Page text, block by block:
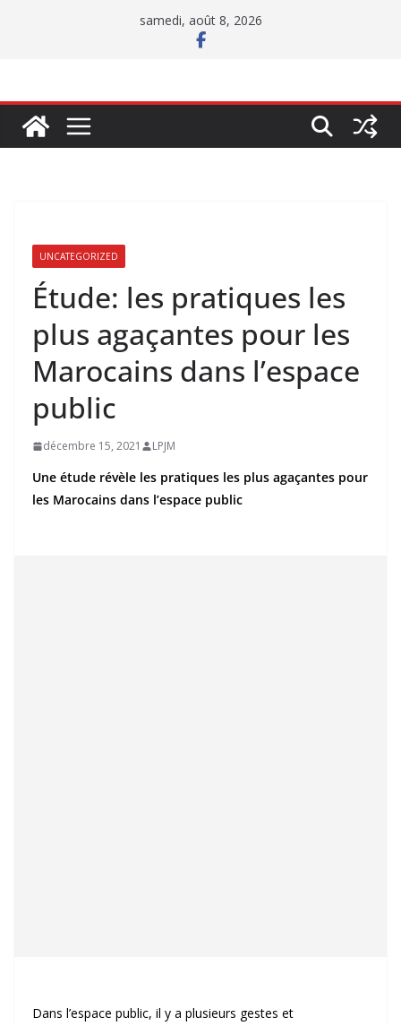
samedi, août 8, 2026
UNCATEGORIZED
Étude: les pratiques les
plus agaçantes pour les
Marocains dans l’espace
public
décembre 15, 2021 LPJM
Une étude révèle les pratiques les plus agaçantes pour
les Marocains dans l’espace public
Dans l’espace public, il y a plusieurs gestes et